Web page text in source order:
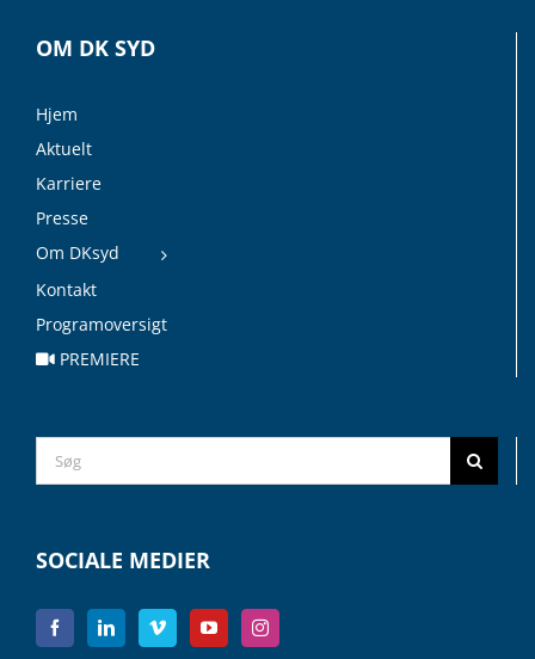
OM DK SYD
Hjem
Aktuelt
Karriere
Presse
Om DKsyd
Kontakt
Programoversigt
PREMIERE
Search
for:
SOCIALE MEDIER